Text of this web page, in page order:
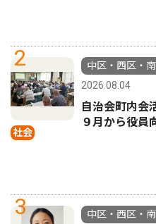
2
社会
中区・西区・
2026.08.04
自治会町内
９月から役員
3
中区・西区・